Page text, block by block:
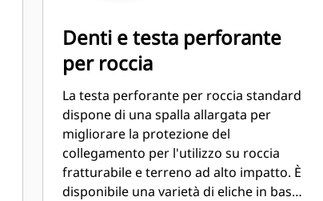
Denti e testa perforante
per roccia
La testa perforante per roccia standard
dispone di una spalla allargata per
migliorare la protezione del
collegamento per l'utilizzo su roccia
fratturabile e terreno ad alto impatto. È
disponibile una varietà di eliche in base